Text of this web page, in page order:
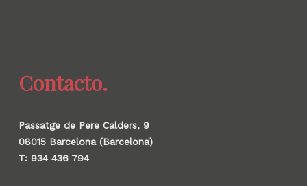
Contacto.
Passatge de Pere Calders, 9
08015 Barcelona (Barcelona)
T: 934 436 794